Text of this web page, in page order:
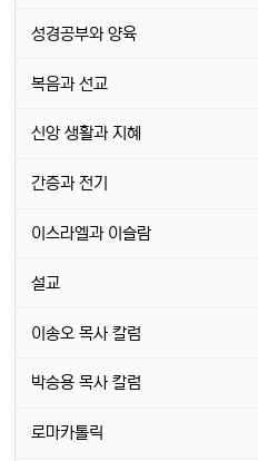
성경공부와 양육
복음과 선교
신앙 생활과 지혜
간증과 전기
이스라엘과 이슬람
설교
이송오 목사 칼럼
박승용 목사 칼럼
로마카톨릭